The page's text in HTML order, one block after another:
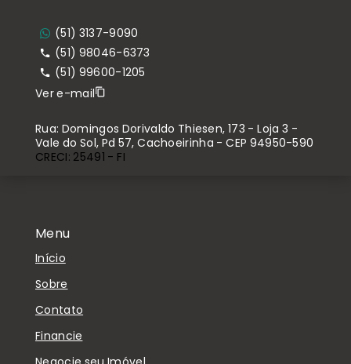
Menu
Início
Sobre
Contato
Financie
(51) 3137-9090
(51) 98046-6373
(51) 99600-1205
Ver e-mail
Rua: Domingos Dorivaldo Thiesen, 173 - Loja 3 -
Vale do Sol, Pd 57, Cachoeirinha - CEP 94950-590
CRECI: 25491 - FI